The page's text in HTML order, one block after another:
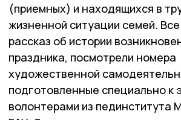
(приемных) и находящихся в
жизненной ситуации семей.
рассказ об истории
праздника, посмотрели номера
художественной
подготовленные специально к
волонтерами из пединститута